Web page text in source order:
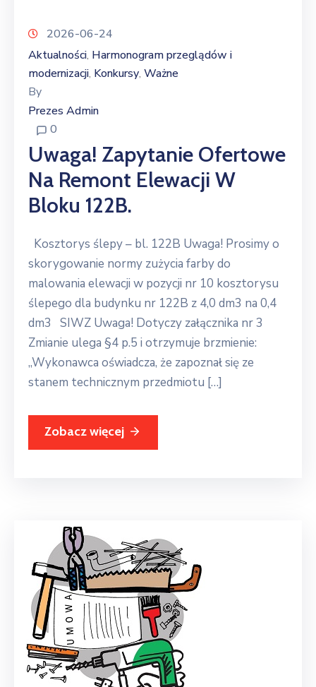
2026-06-24
Aktualności‚ Harmonogram przeglądów i
modernizacji‚ Konkursy‚ Ważne
By
Prezes Admin
0
Uwaga! Zapytanie Ofertowe
Na Remont Elewacji W
Bloku 122B.
Kosztorys ślepy – bl. 122B Uwaga! Prosimy o
skorygowanie normy zużycia farby do
malowania elewacji w pozycji nr 10 kosztorysu
ślepego dla budynku nr 122B z 4,0 dm3 na 0,4
dm3 SIWZ Uwaga! Dotyczy załącznika nr 3
Zmianie ulega §4 p.5 i otrzymuje brzmienie:
„Wykonawca oświadcza, że zapoznał się ze
stanem technicznym przedmiotu […]
Zobacz więcej